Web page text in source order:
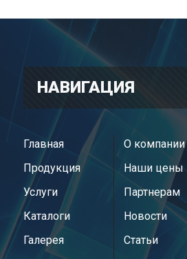
НАВИГАЦИЯ
Главная
Продукция
Услуги
Каталоги
Галерея
О компании
Наши цены
Партнерам
Новости
Статьи